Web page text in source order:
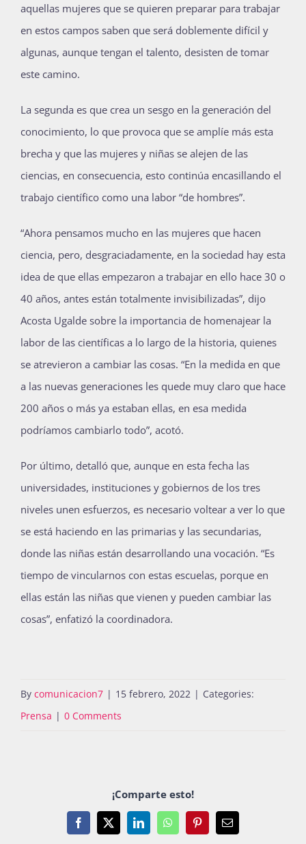
aquellas mujeres que se quieren preparar para trabajar
en estos campos saben que será doblemente difícil y
algunas, aunque tengan el talento, desisten de tomar
este camino.
La segunda es que crea un sesgo en la generación del
conocimiento, lo que provoca que se amplíe más esta
brecha y que las mujeres y niñas se alejen de las
ciencias, en consecuencia, esto continúa encasillando el
trabajo científico como una labor “de hombres”.
“Ahora pensamos mucho en las mujeres que hacen
ciencia, pero, desgraciadamente, en la sociedad hay esta
idea de que ellas empezaron a trabajar en ello hace 30 o
40 años, antes están totalmente invisibilizadas”, dijo
Acosta Ugalde sobre la importancia de homenajear la
labor de las científicas a lo largo de la historia, quienes
se atrevieron a cambiar las cosas. “En la medida en que
a las nuevas generaciones les quede muy claro que hace
200 años o más ya estaban ellas, en esa medida
podríamos cambiarlo todo”, acotó.
Por último, detalló que, aunque en esta fecha las
universidades, instituciones y gobiernos de los tres
niveles unen esfuerzos, es necesario voltear a ver lo que
se está haciendo en las primarias y las secundarias,
donde las niñas están desarrollando una vocación. “Es
tiempo de vincularnos con estas escuelas, porque en
ellas están las niñas que vienen y pueden cambiar las
cosas”, enfatizó la coordinadora.
By comunicacion7 | 15 febrero, 2022 | Categories:
Prensa | 0 Comments
¡Comparte esto!
Facebook
X LinkedInWhatsAppPinterestEmail